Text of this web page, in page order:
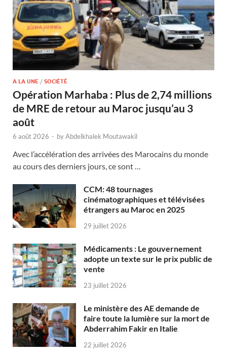
A LA UNE / SOCIÉTÉ
Opération Marhaba : Plus de 2,74 millions
de MRE de retour au Maroc jusqu’au 3
août
6 août 2026 - byAbdelkhalek Moutawakil
Avec l’accélération des arrivées des Marocains du monde
au cours des derniers jours, ce sont …
CCM: 48 tournages
cinématographiques et télévisées
étrangers au Maroc en 2025
29 juillet 2026
Médicaments : Le gouvernement
adopte un texte sur le prix public de
vente
23 juillet 2026
Le ministère des AE demande de
faire toute la lumière sur la mort de
Abderrahim Fakir en Italie
22 juillet 2026